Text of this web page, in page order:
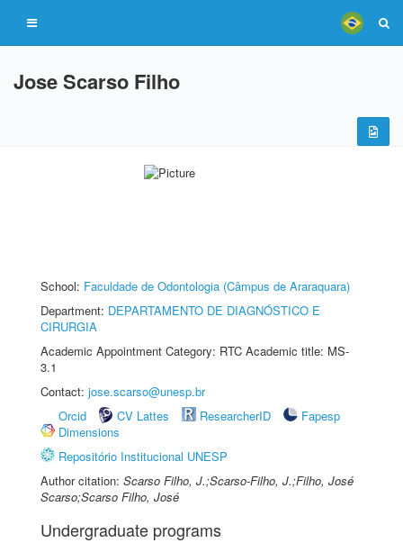
Jose Scarso Filho
School: Faculdade de Odontologia (Câmpus de Araraquara)
Department: DEPARTAMENTO DE DIAGNÓSTICO E
CIRURGIA
Academic Appointment Category: RTC Academic title: MS-
3.1
Contact: jose.scarso@unesp.br
Orcid
CV Lattes ResearcherID
Fapesp
Dimensions
Repositório Institucional UNESP
Author citation: Scarso Filho, J.;Scarso-Filho, J.;Filho, José
Scarso;Scarso Filho, José
Undergraduate programs